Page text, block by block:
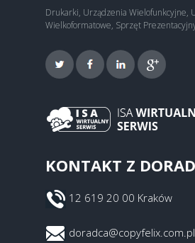
Drukarki, Urządzenia Wielofunkcyjne,
Wielkoformatowe, Sprzęt
KONTAKT Z
12 619 20 00 Kraków
doradca@copyfelix.com.pl